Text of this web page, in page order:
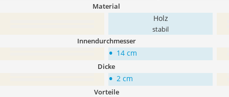
Material
Holz
stabil
Innendurchmesser
• 14 cm
Dicke
• 2 cm
Vorteile